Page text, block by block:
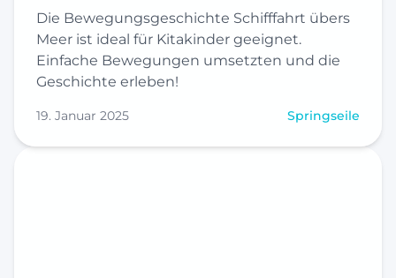
Die Bewegungsgeschichte Schifffahrt übers
Meer ist ideal für Kitakinder geeignet.
Einfache Bewegungen umsetzten und die
Geschichte erleben!
19. Januar 2025 Springseile